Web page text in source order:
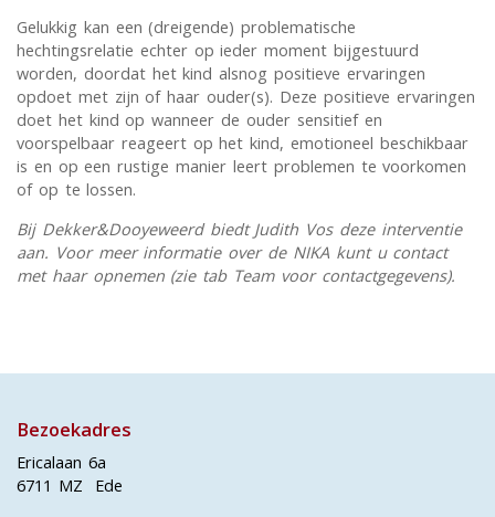
Gelukkig kan een (dreigende) problematische
hechtingsrelatie echter op ieder moment bijgestuurd
worden, doordat het kind alsnog positieve ervaringen
opdoet met zijn of haar ouder(s). Deze positieve ervaringen
doet het kind op wanneer de ouder sensitief en
voorspelbaar reageert op het kind, emotioneel beschikbaar
is en op een rustige manier leert problemen te voorkomen
of op te lossen.
Bij Dekker&Dooyeweerd biedt Judith Vos deze interventie
aan. Voor meer informatie over de NIKA kunt u contact
met haar opnemen (zie tab Team voor contactgegevens).
Bezoekadres
Ericalaan 6a
6711 MZ Ede